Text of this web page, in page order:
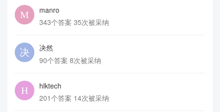
manro
343个答案 35次被采纳
决然
90个答案 8次被采纳
hlktech
201个答案 14次被采纳